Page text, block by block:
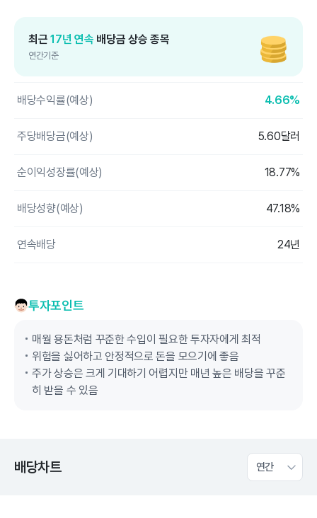
최근17년 연속 배당금 상승 종목
연간기준
배당수익률(예상) 4.66%
주당배당금(예상) 5.60달러
순이익성장률(예상) 18.77%
배당성향(예상) 47.18%
연속배당 24년
투자포인트
매월 용돈처럼 꾸준한 수입이 필요한 투자자에게 최적
위험을 싫어하고 안정적으로 돈을 모으기에 좋음
주가 상승은 크게 기대하기 어렵지만 매년 높은 배당을 꾸준
히 받을 수 있음
배당차트 연간